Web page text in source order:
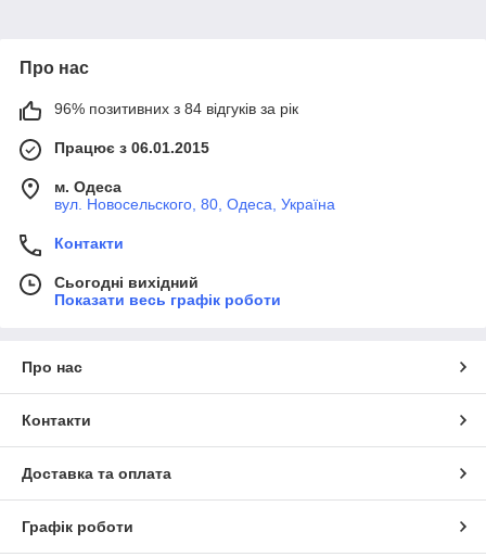
Про нас
96% позитивних з 84 відгуків за рік
Працює з 06.01.2015
м. Одеса
вул. Новосельского, 80, Одеса, Україна
Контакти
Сьогодні вихідний
Показати весь графік роботи
Про нас
Контакти
Доставка та оплата
Графік роботи